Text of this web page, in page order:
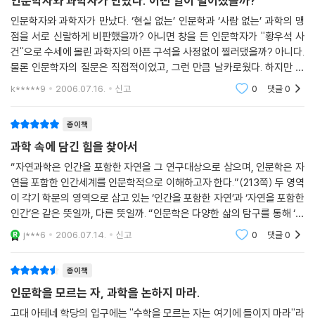
인문학자와 과학자가 만났다. ‘현실 없는’ 인문학과 ‘사람 없는’ 과학의 맹
점을 서로 신랄하게 비판했을까? 아니면 창을 든 인문학자가 ''황우석 사
건''으로 수세에 몰린 과학자의 아픈 구석을 사정없이 찔러댔을까? 아니다.
물론 인문학자의 질문은 직접적이었고, 그런 만큼 날카로웠다. 하지만 과
학자들의 답변 또한 그에 못지 않았다. 오히려 인문학자가 혀를 내두를 정
k*****9 2006.07.16. 신고 0 댓글0
종이책
과학 속에 담긴 힘을 찾아서
“자연과학은 인간을 포함한 자연을 그 연구대상으로 삼으며, 인문학은 자
연을 포함한 인간세계를 인문학적으로 이해하고자 한다.”(213쪽) 두 영역
이 각기 학문의 영역으로 삼고 있는 ‘인간을 포함한 자연’과 ‘자연을 포함한
인간’은 같은 뜻일까, 다른 뜻일까. “인문학은 다양한 삶의 탐구를 통해 ‘도
덕적인 가치’와 ‘교훈’을 끌어내는 활동이며, 자연과학은 사물의 본성을 이
j***6 2006.07.14. 신고 0 댓글0
종이책
인문학을 모르는 자, 과학을 논하지 마라.
고대 아테네 학당의 입구에는 ''수학을 모르는 자는 여기에 들이지 마라''라